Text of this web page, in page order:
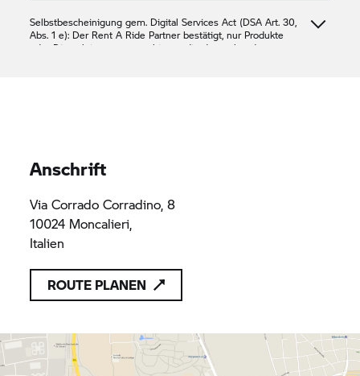
Selbstbescheinigung gem. Digital Services Act (DSA Art. 30,
Abs. 1 e): Der Rent A Ride Partner bestätigt, nur Produkte
oder Dienstleistungen anzubieten, die den geltenden
Anschrift
Via Corrado Corradino, 8
10024 Moncalieri,
Italien
ROUTE PLANEN